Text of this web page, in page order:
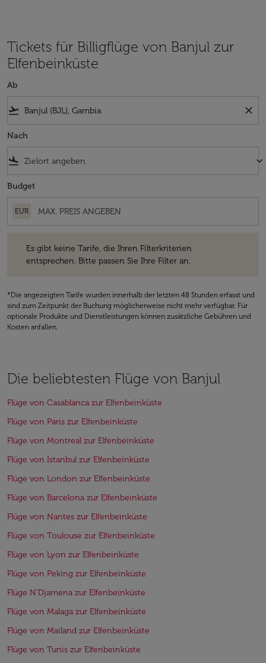
Tickets für Billigflüge von Banjul zur
Elfenbeinküste
Ab
flight_takeoff close
Nach
flight_land keyboard_arrow_down
Budget
EUR
Es gibt keine Tarife, die Ihren Filterkriterien
entsprechen. Bitte passen Sie Ihre Filter an.
*Die angezeigten Tarife wurden innerhalb der letzten 48 Stunden erfasst und
sind zum Zeitpunkt der Buchung möglicherweise nicht mehr verfügbar. Für
optionale Produkte und Dienstleistungen können zusätzliche Gebühren und
Kosten anfallen.
Die beliebtesten Flüge von Banjul
Flüge von Casablanca zur Elfenbeinküste
Flüge von Paris zur Elfenbeinküste
Flüge von Montreal zur Elfenbeinküste
Flüge von Istanbul zur Elfenbeinküste
Flüge von London zur Elfenbeinküste
Flüge von Barcelona zur Elfenbeinküste
Flüge von Nantes zur Elfenbeinküste
Flüge von Toulouse zur Elfenbeinküste
Flüge von Lyon zur Elfenbeinküste
Flüge von Peking zur Elfenbeinküste
Flüge N’Djamena zur Elfenbeinküste
Flüge von Malaga zur Elfenbeinküste
Flüge von Mailand zur Elfenbeinküste
Flüge von Tunis zur Elfenbeinküste